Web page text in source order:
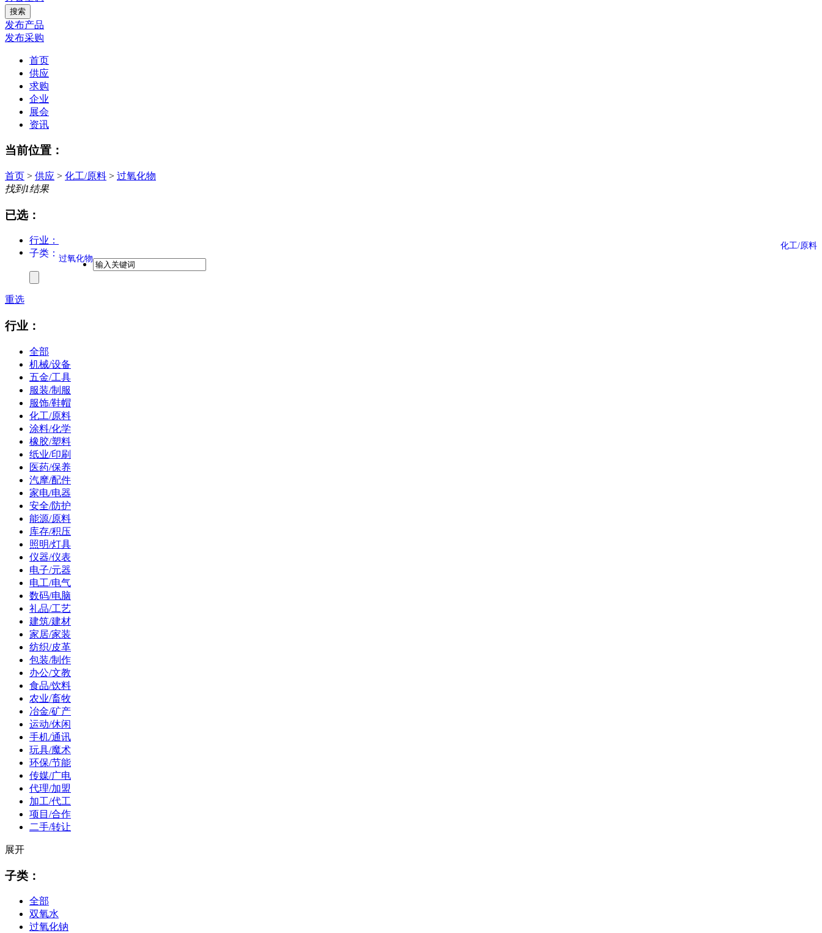
发布产品
发布采购
首页
供应
求购
企业
展会
资讯
当前位置：
首页 > 供应 > 化工/原料 > 过氧化物
找到1结果
已选：
行业： 化工/原料
子类： 过氧化物
重选
行业：
全部
机械/设备
五金/工具
服装/制服
服饰/鞋帽
化工/原料
涂料/化学
橡胶/塑料
纸业/印刷
医药/保养
汽摩/配件
家电/电器
安全/防护
能源/原料
库存/积压
照明/灯具
仪器/仪表
电子/元器
电工/电气
数码/电脑
礼品/工艺
建筑/建材
家居/家装
纺织/皮革
包装/制作
办公/文教
食品/饮料
农业/畜牧
冶金/矿产
运动/休闲
手机/通讯
玩具/魔术
环保/节能
传媒/广电
代理/加盟
加工/代工
项目/合作
二手/转让
展开
子类：
全部
双氧水
过氧化钠